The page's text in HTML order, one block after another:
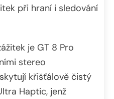
při hraní i sledování
je GT 8 Pro
stereo
křišťálově čistý
Haptic, jenž